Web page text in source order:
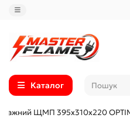
Каталог
ЩМП 395х310х220